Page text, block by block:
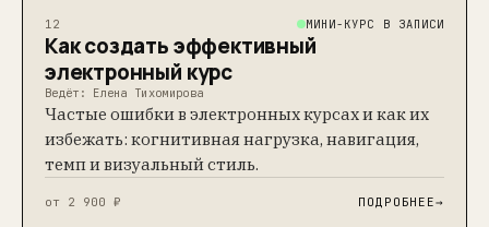
12 МИНИ-КУРС В ЗАПИСИ
Как создать эффективный
электронный курс
Ведёт: Елена Тихомирова
Частые ошибки в электронных курсах и как их
избежать: когнитивная нагрузка, навигация,
темп и визуальный стиль.
от 2 900 ₽ ПОДРОБНЕЕ→